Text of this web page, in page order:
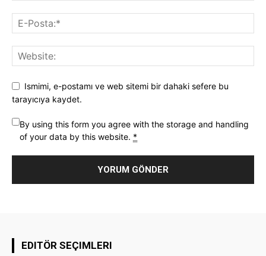
Ismimi, e-postamı ve web sitemi bir dahaki sefere bu
tarayıcıya kaydet.
By using this form you agree with the storage and handling
of your data by this website. *
EDITÖR SEÇIMLERI